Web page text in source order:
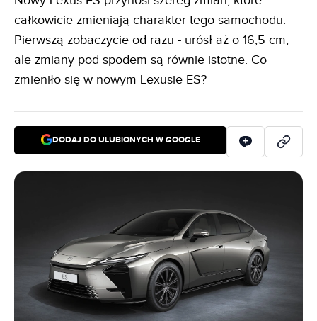
całkowicie zmieniają charakter tego samochodu.
Pierwszą zobaczycie od razu - urósł aż o 16,5 cm,
ale zmiany pod spodem są równie istotne. Co
zmieniło się w nowym Lexusie ES?
DODAJ DO ULUBIONYCH W GOOGLE